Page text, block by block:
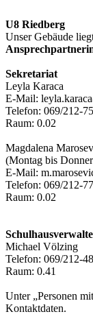
U8 Riedberg
Unser Gebäude
Sekretariat
Leyla Karaca
E-Mail:
Telefon: 069/212-
Raum: 0.02
Magdalena
(Montag bis
E-Mail:
Telefon: 069/212-
Raum: 0.02
Michael Völzing
Telefon: 069/212-
Raum: 0.41
Unter „Personen
Kontaktdaten.